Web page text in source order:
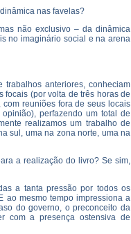
nas favelas?
não exclusivo – da dinâmica
no imaginário social e na arena
trabalhos anteriores, conheciam
focais (por volta de três horas de
reuniões fora de seus locais
perfazendo um total de
realizamos um trabalho de
sul, uma na zona norte, uma na
a realização do livro? Se sim,
a tanta pressão por todos os
ao mesmo tempo impressiona a
do governo, o preconceito da
com a presença ostensiva de